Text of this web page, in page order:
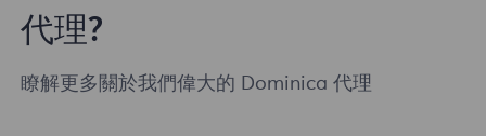
代理?
瞭解更多關於我們偉大的 Dominica 代理